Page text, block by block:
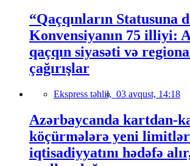
“Qaçqınların Statusuna
Konvensiyanın 75 illiyi:
qaçqın siyasəti və
çağırışlar
Ekspress təhlil, 03 avqust, 14:18
Azərbaycanda kartdan-
köçürmələrə yeni
iqtisadiyyatını hədəfə